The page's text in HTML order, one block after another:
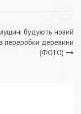
будують новий
переробки деревини
(ФОТО)